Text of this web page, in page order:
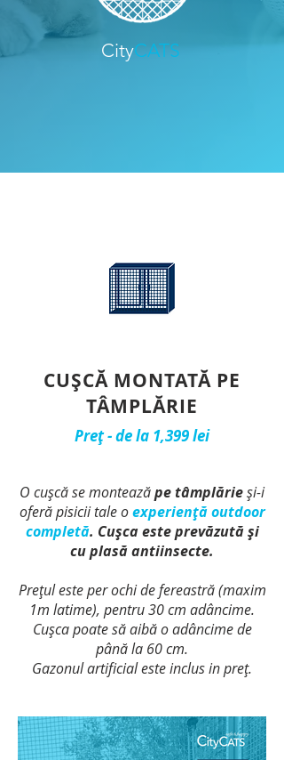
CityCATS
CUȘCĂ MONTATĂ PE
TÂMPLĂRIE
Preț - de la 1,399 lei
O cușcă se monteazăpe tâmplărieși-i
oferă pisicii tale oexperiență outdoor
completă. Cușca este prevăzută și
cu plasă antiinsecte.
Prețul este per ochi de fereastră (maxim
1m latime), pentru 30 cm adâncime.
Cușca poate să aibă o adâncime de
până la 60 cm.
Gazonul artificial este inclus in preț.